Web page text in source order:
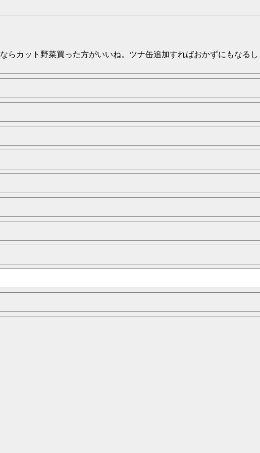
らカット野菜買った方がいいね。ツナ缶追加すればおかずにもなるし